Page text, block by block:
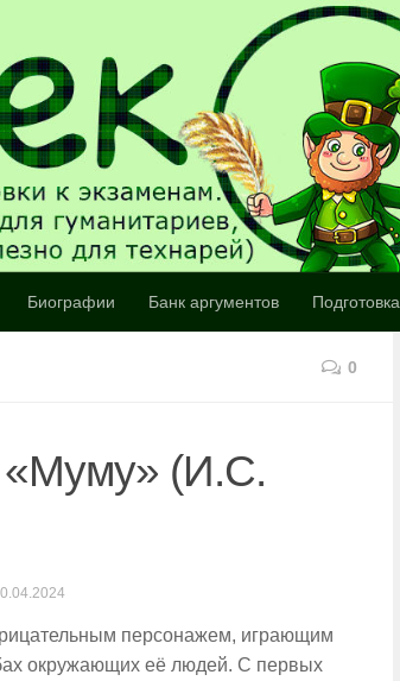
Биографии Банк аргументов Подготовка
0
«Муму» (И.С.
персонажем, играющим
окружающих её людей. С первых